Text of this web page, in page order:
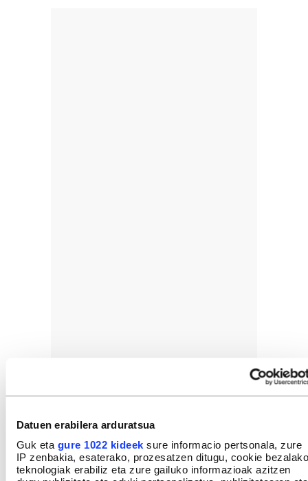
Datuen erabilera arduratsua
Guk eta gure 1022 kideek sure informacio pertsonala, zure
IP zenbakia, esaterako, prozesatzen ditugu, cookie bezalako
teknologiak erabiliz eta zure gailuko informazioak azitzen